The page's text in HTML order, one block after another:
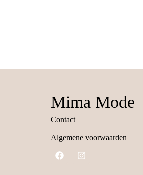
Mima Mode
Contact
Algemene voorwaarden